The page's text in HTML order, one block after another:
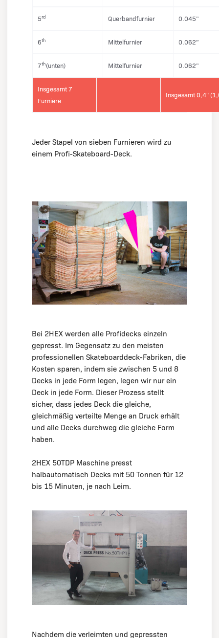
5rd Querbandfurnier 0.045”
6th Mittelfurnier 0.062”
7th(unten) Mittelfurnier 0.062”
Insgesamt 7
Furniere
Insgesamt 0,4"
Jeder Stapel von sieben Furnieren wird zu
einem Profi-Skateboard-Deck.
Bei 2HEX werden alle Profidecks einzeln
gepresst. Im Gegensatz zu den meisten
professionellen Skateboarddeck-Fabriken, die
Kosten sparen, indem sie zwischen 5 und 8
Decks in jede Form legen, legen wir nur ein
Deck in jede Form. Dieser Prozess stellt
sicher, dass jedes Deck die gleiche,
gleichmäßig verteilte Menge an Druck erhält
und alle Decks durchweg die gleiche Form
haben.
2HEX 50TDP Maschine presst
halbautomatisch Decks mit 50 Tonnen für 12
bis 15 Minuten, je nach Leim.
Nachdem die verleimten und gepressten